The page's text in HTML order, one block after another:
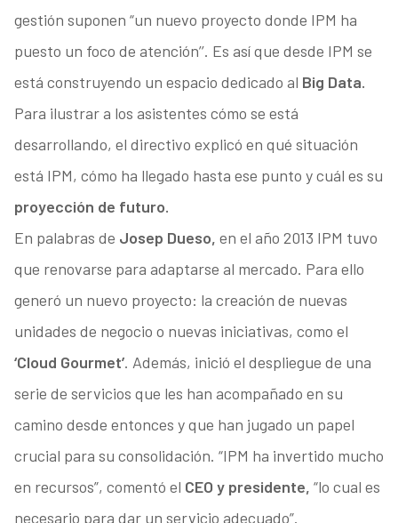
gestión suponen “un nuevo proyecto donde IPM ha
puesto un foco de atención’’. Es así que desde IPM se
está construyendo un espacio dedicado al Big Data.
Para ilustrar a los asistentes cómo se está
desarrollando, el directivo explicó en qué situación
está IPM, cómo ha llegado hasta ese punto y cuál es su
proyección de futuro.
En palabras de Josep Dueso, en el año 2013 IPM tuvo
que renovarse para adaptarse al mercado. Para ello
generó un nuevo proyecto: la creación de nuevas
unidades de negocio o nuevas iniciativas, como el
‘Cloud Gourmet’. Además, inició el despliegue de una
serie de servicios que les han acompañado en su
camino desde entonces y que han jugado un papel
crucial para su consolidación. “IPM ha invertido mucho
en recursos”, comentó el CEO y presidente, “lo cual es
necesario para dar un servicio adecuado”.